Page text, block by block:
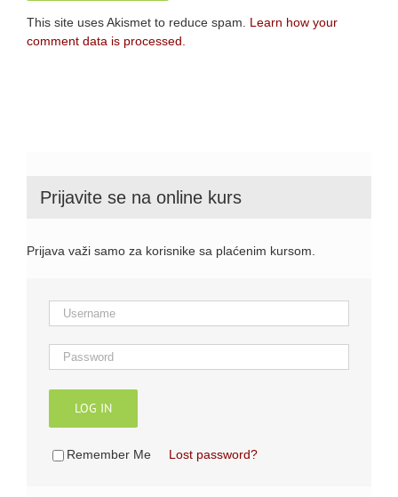
This site uses Akismet to reduce spam. Learn how your
comment data is processed.
Prijavite se na online kurs
Prijava važi samo za korisnike sa plaćenim kursom.
LOG IN
Remember Me Lost password?